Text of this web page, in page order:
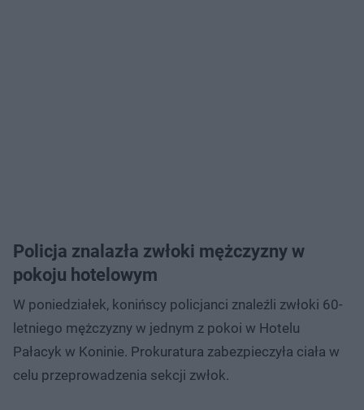
Policja znalazła zwłoki mężczyzny w
pokoju hotelowym
W poniedziałek, konińscy policjanci znaleźli zwłoki 60-
letniego mężczyzny w jednym z pokoi w Hotelu
Pałacyk w Koninie. Prokuratura zabezpieczyła ciała w
celu przeprowadzenia sekcji zwłok.